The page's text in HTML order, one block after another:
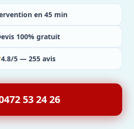
en 45 min
100% gratuit
4.8/5 — 255 avis
53 24 26